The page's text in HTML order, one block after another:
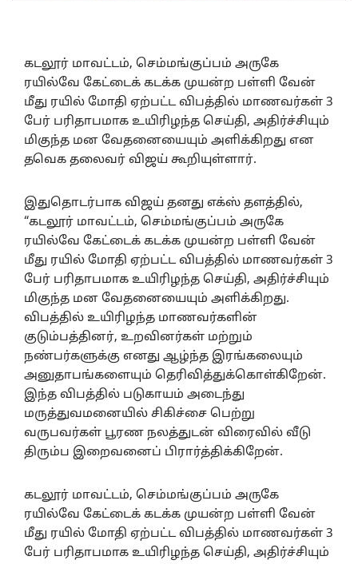
கடலூர் மாவட்டம், செம்மங்குப்பம் அருகே
ரயில்வே கேட்டைக் கடக்க முயன்ற பள்ளி வேன்
மீது ரயில் மோதி ஏற்பட்ட விபத்தில் மாணவர்கள் 3
பேர் பரிதாபமாக உயிரிழந்த செய்தி, அதிர்ச்சியும்
மிகுந்த மன வேதனையையும் அளிக்கிறது என
தவெக தலைவர் விஜய் கூறியுள்ளார்.
இதுதொடர்பாக விஜய் தனது எக்ஸ் தளத்தில்,
“கடலூர் மாவட்டம், செம்மங்குப்பம் அருகே
ரயில்வே கேட்டைக் கடக்க முயன்ற பள்ளி வேன்
மீது ரயில் மோதி ஏற்பட்ட விபத்தில் மாணவர்கள் 3
பேர் பரிதாபமாக உயிரிழந்த செய்தி, அதிர்ச்சியும்
மிகுந்த மன வேதனையையும் அளிக்கிறது.
விபத்தில் உயிரிழந்த மாணவர்களின்
குடும்பத்தினர், உறவினர்கள் மற்றும்
நண்பர்களுக்கு எனது ஆழ்ந்த இரங்கலையும்
அனுதாபங்களையும் தெரிவித்துக்கொள்கிறேன்.
இந்த விபத்தில் படுகாயம் அடைந்து
மருத்துவமனையில் சிகிச்சை பெற்று
வருபவர்கள் பூரண நலத்துடன் விரைவில் வீடு
திரும்ப இறைவனைப் பிரார்த்திக்கிறேன்.
கடலூர் மாவட்டம், செம்மங்குப்பம் அருகே
ரயில்வே கேட்டைக் கடக்க முயன்ற பள்ளி வேன்
மீது ரயில் மோதி ஏற்பட்ட விபத்தில் மாணவர்கள் 3
பேர் பரிதாபமாக உயிரிழந்த செய்தி, அதிர்ச்சியும்